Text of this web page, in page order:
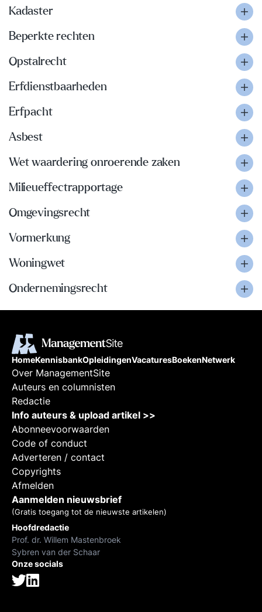
Kadaster
Beperkte rechten
Opstalrecht
Erfdienstbaarheden
Erfpacht
Asbest
Wet waardering onroerende zaken
Milieueffectrapportage
Omgevingsrecht
Vormerkung
Woningwet
Ondernemingsrecht
HomeKennisbankOpleidingenVacaturesBoekenNetwerk
Over ManagementSite
Auteurs en columnisten
Redactie
Info auteurs & upload artikel >>
Abonneevoorwaarden
Code of conduct
Adverteren / contact
Copyrights
Afmelden
Aanmelden nieuwsbrief
(Gratis toegang tot de nieuwste artikelen)
Hoofdredactie
Prof. dr. Willem Mastenbroek
Sybren van der Schaar
Onze socials